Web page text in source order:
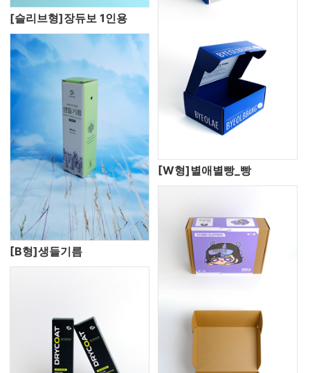
[슬리브형]장듀보 1인용
[B형]생들기름
[W형]별애별빵_빵